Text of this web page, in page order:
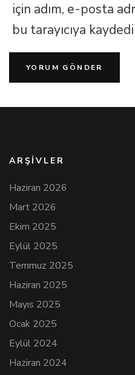
için adım, e-posta
bu tarayıcıya
ARŞIVLER
Haziran 2026
Mart 2026
Ekim 2025
Eylül 2025
Temmuz 2025
Haziran 2025
Mayıs 2025
Ocak 2025
Eylül 2024
Haziran 2024